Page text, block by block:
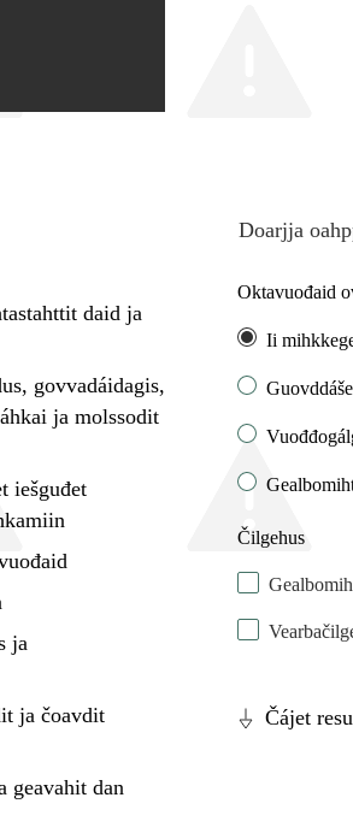
Doarjja
Oktavuođaid
Ii
Čilgehus
Čájet
daid ja
govvadáidagis,
ja molssodit
iešguđet
ja
ja čoavdit
geavahitdan